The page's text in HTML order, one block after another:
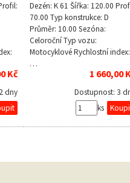
Kč
2 dny
Dezén: K 61 Šířka: 120.00
70.00 Typ konstrukce: D
Průměr: 10.00 Sezóna:
Celoroční Typ vozu:
Motocyklové Rychlostní index:
…
1 660,00
Dostupnost: 3
ks